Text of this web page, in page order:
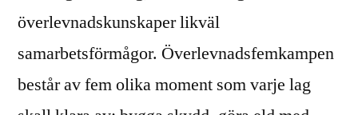
överlevnadskunskaper likväl
samarbetsförmågor. Överlevnadsfemkampen
består av fem olika moment som varje lag